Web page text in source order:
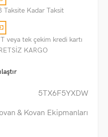
Taksite Kadar Taksit
veya tek çekim kredi kartı
KARGO
5TX6F5YXDW
& Kovan Ekipmanları